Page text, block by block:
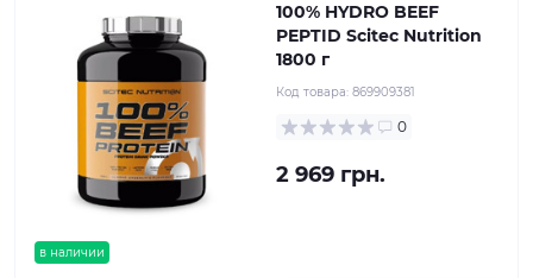
в наличии
100% HYDRO BEEF
PEPTID Scitec Nutrition
1800 г
Код товара: 869909381
0
2 969 грн.